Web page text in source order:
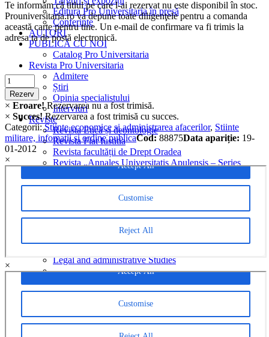
Editura Pro Universitaria în presă
Conferințe
AUTORI
PUBLICĂ CU NOI
Catalog Pro Universitaria
Revista Pro Universitaria
Admitere
Știri
Opinia specialistului
Interviuri
Reviste
Revista Etică și deontologie
Revista Fiat Iustitia
Revista facultății de Drept Oradea
Revista „Annales Universitatis Apulensis – Series
Revista Analele Facultăţii de Limbi și Literaturi Străine
Revista Cogito
Revista Euromentor
Analele Universității din Craiova, Seria Științe
Legal and administrative Studies
CreativeAPPS – Revistă studențească de cercetare în
informatică multidisciplinară
Parteneri
CONTACT
Te informăm că titlul pe care l-ai rezervat nu este disponibil în stoc.
Prouniversitaria.ro va depune toate diligenţele pentru a comanda
această carte pentru tine. Un e-mail de confirmare va fi trimis la
adresa ta de postă electronică.
Criminalistica
quantity
Rezerv
× Eroare!Rezervarea nu a fost trimisă.
× Succes!Rezervarea a fost trimisă cu succes.
Categorii:Stiinte economice si administrarea afacerilor, Stiinte
militare, infomatii si ordine publicaCod:88875Data apariție: 19-
01-2012
×
×